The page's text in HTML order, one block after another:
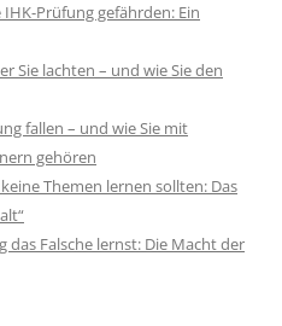
Prüfung gefährden: Ein
Sie lachten – und wie Sie den
fallen – und wie Sie mit
gehören
Themen lernen sollten: Das
Falsche lernst: Die Macht der